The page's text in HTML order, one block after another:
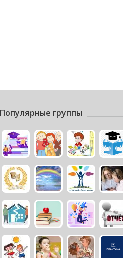
Популярные группы